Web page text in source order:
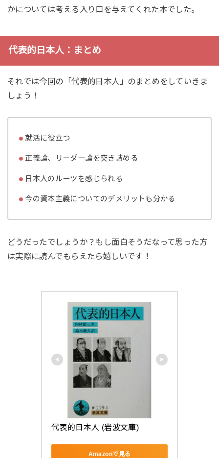
かについては考える入り口を与えてくれた本でした。
代表的日本人：まとめ
それでは今回の「代表的日本人」のまとめをしていきま
しょう！
就活に役立つ
正義論、リーダー論を突き詰める
日本人のルーツを感じられる
今の資本主義についてのデメリットも分かる
どうだったでしょうか？もし面白そうだなって思った方
は実際に読んでもらえたら嬉しいです！
代表的日本人 (岩波文庫)
Amazonで見る